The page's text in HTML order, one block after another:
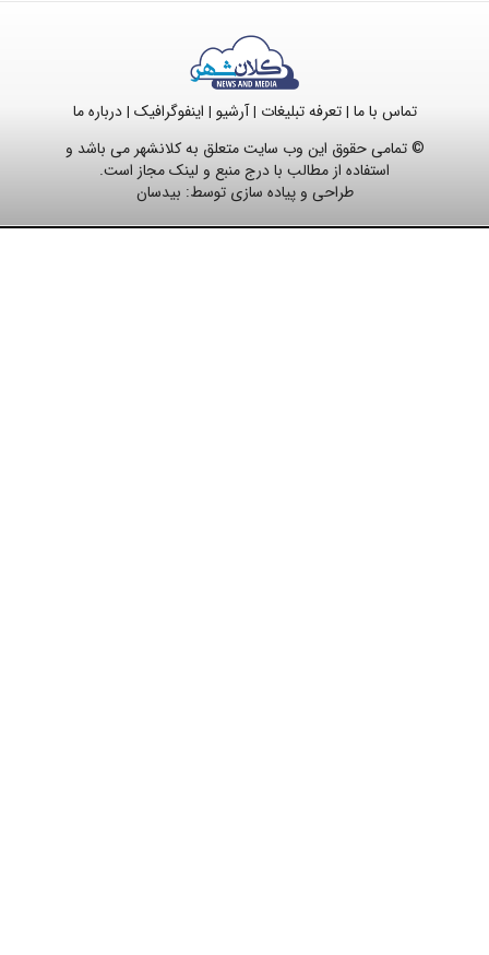
تماس با ما |تعرفه تبلیغات |آرشیو | اینفوگرافیک |درباره ما
© تمامی حقوق این وب سایت متعلق به کلانشهر می باشد و
استفاده از مطالب با درج منبع و لینک مجاز است.
طراحی و پیاده سازی توسط: بیدسان